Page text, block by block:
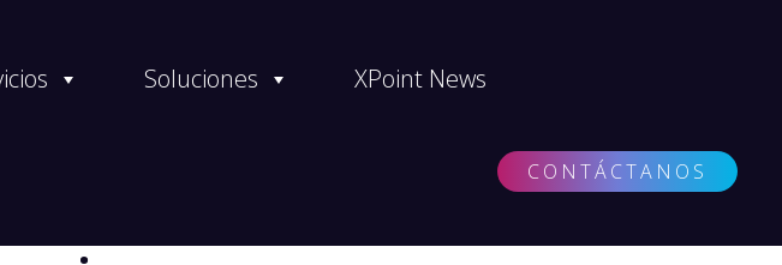
Soluciones XPoint News
CONTÁCTANOS